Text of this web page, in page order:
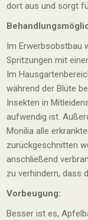
dort aus und sorgt
Im Erwerbsobstbau
Spritzungen mit
Im
während der Blüte
Insekten in
aufwendig ist.
Monilia alle
zurückgeschnitten
anschließend
zu verhindern, dass
Vorbeugung:
Besser ist es,